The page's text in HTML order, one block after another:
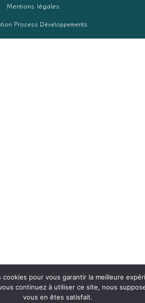
Mentions légales
Process Développements
cookies pour vous garantir la meilleure
continuez à utiliser ce site, nous
vous en êtes satisfait.